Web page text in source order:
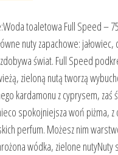
toaletowa Full Speed –
nuty zapachowe:
świat. Full Speed
zieloną nutą tworzą
kardamonu z cyprysem,
spokojniejsza woń piżma, z
perfum. Możesz nim
wódka, zielone